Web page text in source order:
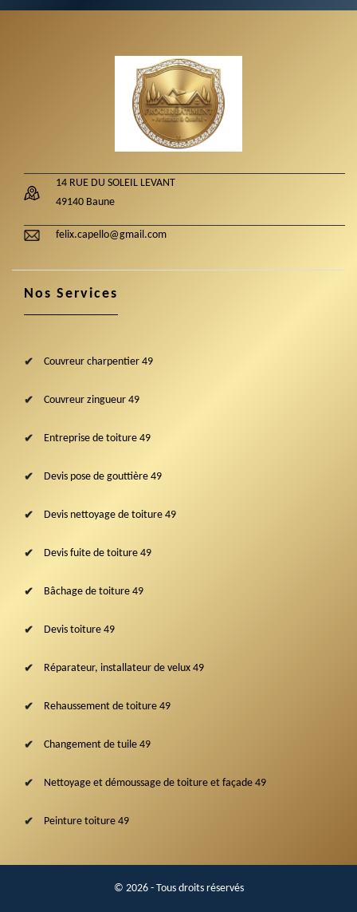
14 RUE DU SOLEIL LEVANT
49140 Baune
felix.capello@gmail.com
Nos Services
Couvreur charpentier 49
Couvreur zingueur 49
Entreprise de toiture 49
Devis pose de gouttière 49
Devis nettoyage de toiture 49
Devis fuite de toiture 49
Bâchage de toiture 49
Devis toiture 49
Réparateur, installateur de velux 49
Rehaussement de toiture 49
Changement de tuile 49
Nettoyage et démoussage de toiture et façade 49
Peinture toiture 49
© 2026 - Tous droits réservés